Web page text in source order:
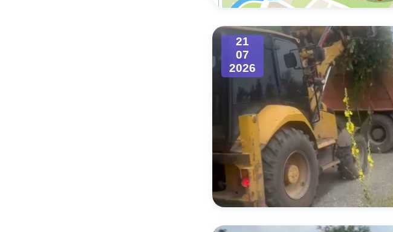
Муниципальный контроль
21
07
2026